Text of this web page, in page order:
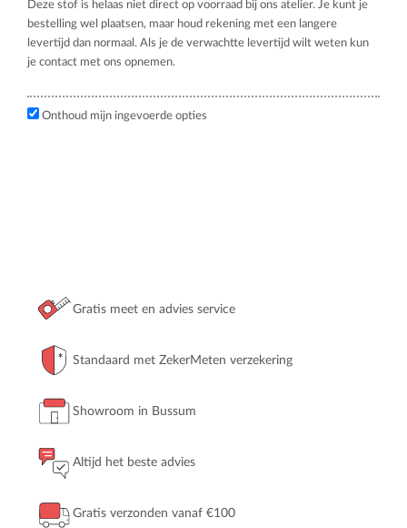
Deze stof is helaas niet direct op voorraad bij ons atelier. Je kunt je
bestelling wel plaatsen, maar houd rekening met een langere
levertijd dan normaal. Als je de verwachtte levertijd wilt weten kun
je contact met ons opnemen.
Onthoud mijn ingevoerde opties
Gratis meet en advies service
Standaard met ZekerMeten verzekering
Showroom in Bussum
Altijd het beste advies
Gratis verzonden vanaf €100